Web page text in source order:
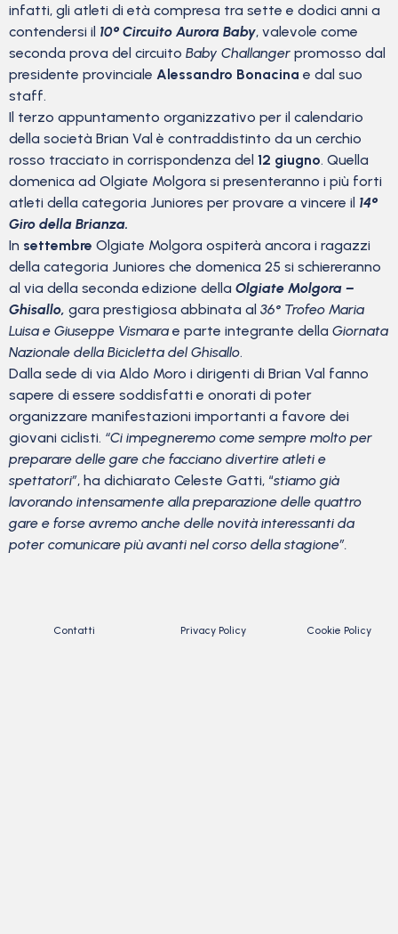
infatti, gli atleti di età compresa tra sette e dodici anni a
contendersi il 10° Circuito Aurora Baby, valevole come
seconda prova del circuito Baby Challanger promosso dal
presidente provinciale Alessandro Bonacina e dal suo
staff.
Il terzo appuntamento organizzativo per il calendario
della società Brian Val è contraddistinto da un cerchio
rosso tracciato in corrispondenza del 12 giugno. Quella
domenica ad Olgiate Molgora si presenteranno i più forti
atleti della categoria Juniores per provare a vincere il 14°
Giro della Brianza.
In settembre Olgiate Molgora ospiterà ancora i ragazzi
della categoria Juniores che domenica 25 si schiereranno
al via della seconda edizione della Olgiate Molgora –
Ghisallo, gara prestigiosa abbinata al 36° Trofeo Maria
Luisa e Giuseppe Vismara e parte integrante della Giornata
Nazionale della Bicicletta del Ghisallo.
Dalla sede di via Aldo Moro i dirigenti di Brian Val fanno
sapere di essere soddisfatti e onorati di poter
organizzare manifestazioni importanti a favore dei
giovani ciclisti. “Ci impegneremo come sempre molto per
preparare delle gare che facciano divertire atleti e
spettatori”, ha dichiarato Celeste Gatti, “stiamo già
lavorando intensamente alla preparazione delle quattro
gare e forse avremo anche delle novità interessanti da
poter comunicare più avanti nel corso della stagione”.
Contatti Privacy Policy Cookie Policy